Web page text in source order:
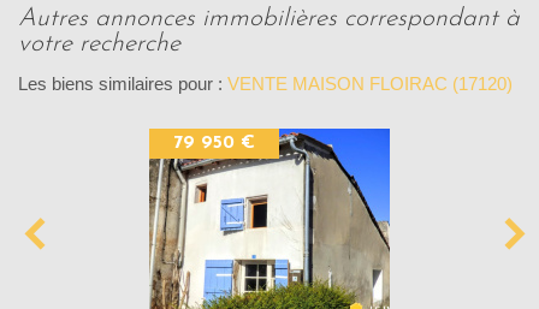
autres annonces immobilières correspondant à
votre recherche
Les biens similaires pour : VENTE MAISON FLOIRAC (17120)
79 950 €